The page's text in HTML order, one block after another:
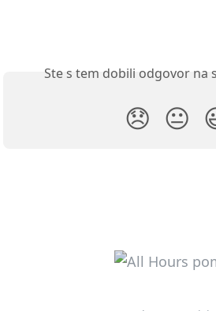
Ste s tem dobili odgovor na
😞 😐